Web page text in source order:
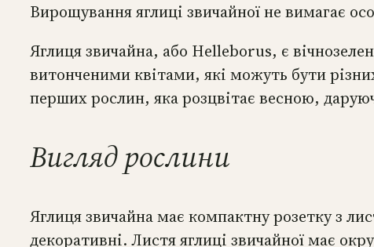
Вирощування яглиці звичайної не вимагає
Яглиця звичайна, або Helleborus, є
витонченими квітами, які можуть бути
перших рослин, яка розцвітає весною,
Вигляд рослини
Яглиця звичайна має компактну розетку з
декоративні. Листя яглиці звичайної має